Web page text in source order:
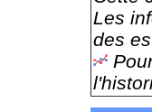
Les
des